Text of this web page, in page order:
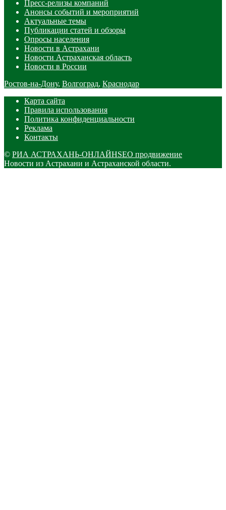
Пресс-релизы компаний
Анонсы событий и мероприятий
Актуальные темы
Публикации статей и обзоры
Опросы населения
Новости в Астрахани
Новости Астраханская область
Новости в России
Ростов-на-Дону, Волгоград, Краснодар
Карта сайта
Правила использования
Политика конфиденциальности
Реклама
Контакты
© РИА АСТРАХАНЬ-ОНЛАЙНSEO продвижение
Новости из Астрахани и Астраханской области.